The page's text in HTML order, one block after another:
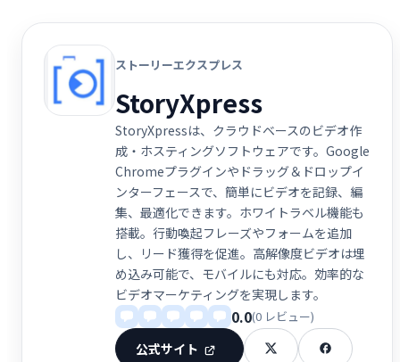
ストーリーエクスプレス
StoryXpress
StoryXpressは、クラウドベースのビデオ作
成・ホスティングソフトウェアです。Google
Chromeプラグインやドラッグ＆ドロップイ
ンターフェースで、簡単にビデオを記録、編
集、最適化できます。ホワイトラベル機能も
搭載。行動喚起フレーズやフォームを追加
し、リード獲得を促進。高解像度ビデオは埋
め込み可能で、モバイルにも対応。効率的な
ビデオマーケティングを実現します。
0.0(0 レビュー)
公式サイト